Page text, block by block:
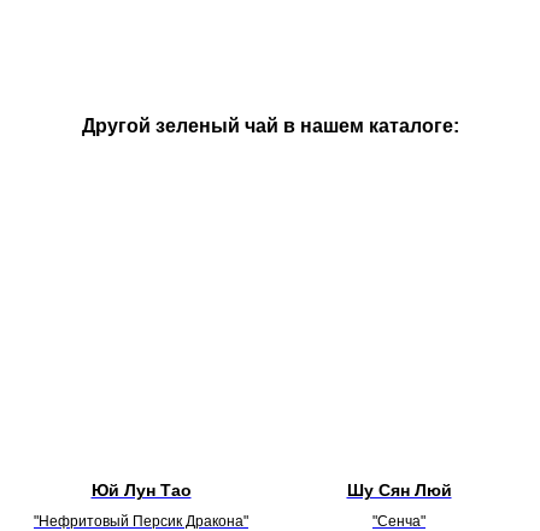
Другой зеленый чай в нашем каталоге:
Юй Лун Тао
"Нефритовый Персик Дракона"
Шу Сян Люй
"Сенча"